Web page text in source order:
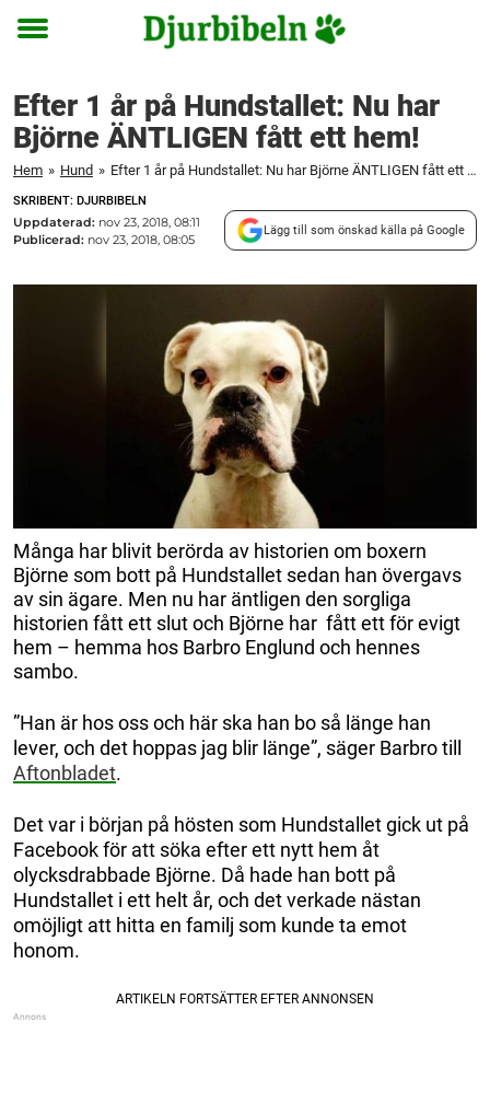
Toggle
Efter 1 år på Hundstallet: Nu har
Björne ÄNTLIGEN fått ett hem!
Hem » Hund » Efter 1 år på Hundstallet: Nu har Björne ÄNTLIGEN fått ett hem!
SKRIBENT: DJURBIBELN
Uppdaterad: nov 23, 2018, 08:11
Publicerad: nov 23, 2018, 08:05
Lägg till som önskad källa på Google
Många har blivit berörda av historien om boxern
Björne som bott på Hundstallet sedan han övergavs
av sin ägare. Men nu har äntligen den sorgliga
historien fått ett slut och Björne har fått ett för evigt
hem – hemma hos Barbro Englund och hennes
sambo.
”Han är hos oss och här ska han bo så länge han
lever, och det hoppas jag blir länge”, säger Barbro till
Aftonbladet.
Det var i början på hösten som Hundstallet gick ut på
Facebook för att söka efter ett nytt hem åt
olycksdrabbade Björne. Då hade han bott på
Hundstallet i ett helt år, och det verkade nästan
omöjligt att hitta en familj som kunde ta emot
honom.